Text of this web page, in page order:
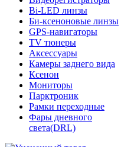
Bi-LED линзы
Би-ксеноновые линзы
GPS-навигаторы
TV тюнеры
Аксессуары
Камеры заднего вида
Ксенон
Мониторы
Парктроник
Рамки переходные
Фары дневного
света(DRL)